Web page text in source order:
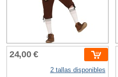
24,00 €
2 tallas disponibles